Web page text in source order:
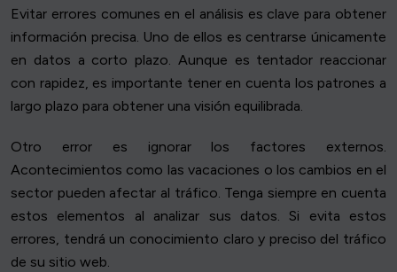
Evitar errores comunes en el análisis es clave para obtener
información precisa. Uno de ellos es centrarse únicamente
en datos a corto plazo. Aunque es tentador reaccionar
con rapidez, es importante tener en cuenta los patrones a
largo plazo para obtener una visión equilibrada.
Otro error es ignorar los factores externos.
Acontecimientos como las vacaciones o los cambios en el
sector pueden afectar al tráfico. Tenga siempre en cuenta
estos elementos al analizar sus datos. Si evita estos
errores, tendrá un conocimiento claro y preciso del tráfico
de su sitio web.